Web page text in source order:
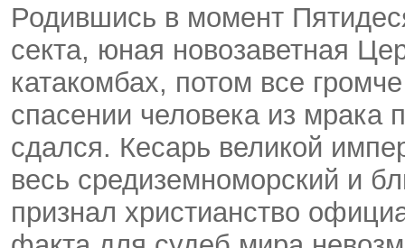
Родившись в момент
секта, юная новозаветная
катакомбах, потом все
спасении человека из
сдался. Кесарь великой
весь средиземноморский и
признал христианство